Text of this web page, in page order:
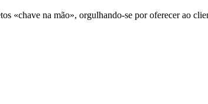
na mão», orgulhando-se por oferecer ao